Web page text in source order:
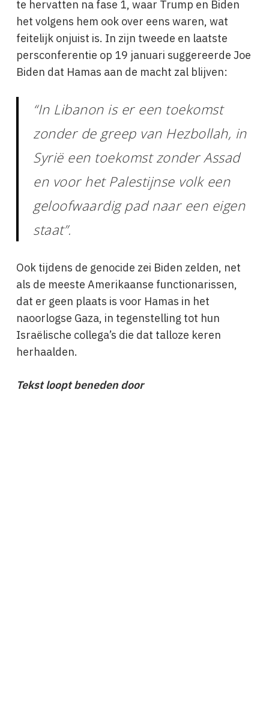
te hervatten na fase 1, waar Trump en Biden
het volgens hem ook over eens waren, wat
feitelijk onjuist is. In zijn tweede en laatste
persconferentie op 19 januari suggereerde Joe
Biden dat Hamas aan de macht zal blijven:
“In Libanon is er een toekomst
zonder de greep van Hezbollah, in
Syrië een toekomst zonder Assad
en voor het Palestijnse volk een
geloofwaardig pad naar een eigen
staat”.
Ook tijdens de genocide zei Biden zelden, net
als de meeste Amerikaanse functionarissen,
dat er geen plaats is voor Hamas in het
naoorlogse Gaza, in tegenstelling tot hun
Israëlische collega’s die dat talloze keren
herhaalden.
Tekst loopt beneden door